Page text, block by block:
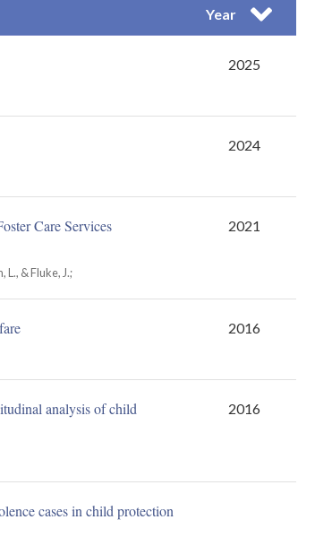
Year
Trier par ordre croissant
2025
2024
Care Services
L., & Fluke, J.;
2021
2016
analysis of child
2016
cases in child protection